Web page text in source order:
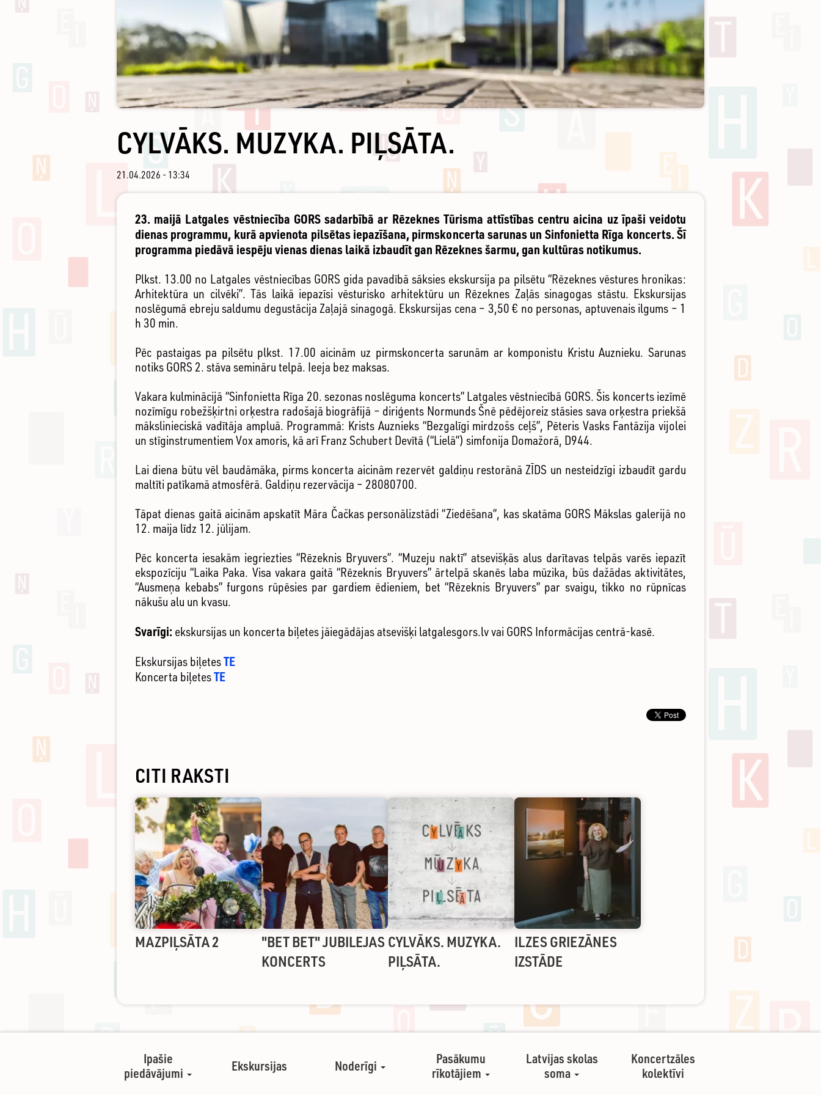
CYLVĀKS. MUZYKA. PIĻSĀTA.
21.04.2026 - 13:34
23. maijā Latgales vēstniecība GORS sadarbībā ar Rēzeknes Tūrisma attīstības centru aicina uz īpaši veidotu
dienas programmu, kurā apvienota pilsētas iepazīšana, pirmskoncerta sarunas un Sinfonietta Rīga koncerts. Šī
programma piedāvā iespēju vienas dienas laikā izbaudīt gan Rēzeknes šarmu, gan kultūras notikumus.
Plkst. 13.00 no Latgales vēstniecības GORS gida pavadībā sāksies ekskursija pa pilsētu “Rēzeknes vēstures hronikas:
Arhitektūra un cilvēki”. Tās laikā iepazīsi vēsturisko arhitektūru un Rēzeknes Zaļās sinagogas stāstu. Ekskursijas
noslēgumā ebreju saldumu degustācija Zaļajā sinagogā. Ekskursijas cena – 3,50 € no personas, aptuvenais ilgums – 1
h 30 min.
Pēc pastaigas pa pilsētu plkst. 17.00 aicinām uz pirmskoncerta sarunām ar komponistu Kristu Auznieku. Sarunas
notiks GORS 2. stāva semināru telpā. Ieeja bez maksas.
Vakara kulminācijā “Sinfonietta Rīga 20. sezonas noslēguma koncerts” Latgales vēstniecībā GORS. Šis koncerts iezīmē
nozīmīgu robežšķirtni orķestra radošajā biogrāfijā – diriģents Normunds Šnē pēdējoreiz stāsies sava orķestra priekšā
mākslinieciskā vadītāja ampluā. Programmā: Krists Auznieks “Bezgalīgi mirdzošs ceļš”, Pēteris Vasks Fantāzija vijolei
un stīginstrumentiem Vox amoris, kā arī Franz Schubert Devītā (“Lielā”) simfonija Domažorā, D944.
Lai diena būtu vēl baudāmāka, pirms koncerta aicinām rezervēt galdiņu restorānā ZĪDS un nesteidzīgi izbaudīt gardu
maltīti patīkamā atmosfērā. Galdiņu rezervācija – 28080700.
Tāpat dienas gaitā aicinām apskatīt Māra Čačkas personālizstādi “Ziedēšana”, kas skatāma GORS Mākslas galerijā no
12. maija līdz 12. jūlijam.
Pēc koncerta iesakām iegriezties “Rēzeknis Bryuvers”. “Muzeju naktī” atsevišķās alus darītavas telpās varēs iepazīt
ekspozīciju “Laika Paka. Visa vakara gaitā “Rēzeknis Bryuvers” ārtelpā skanēs laba mūzika, būs dažādas aktivitātes,
“Ausmeņa kebabs” furgons rūpēsies par gardiem ēdieniem, bet “Rēzeknis Bryuvers” par svaigu, tikko no rūpnīcas
nākušu alu un kvasu.
Svarīgi: ekskursijas un koncerta biļetes jāiegādājas atsevišķi latgalesgors.lv vai GORS Informācijas centrā-kasē.
Ekskursijas biļetesTE
Koncerta biļetesTE
CITI RAKSTI
MAZPIĻSĀTA 2
"BET BET" JUBILEJAS
KONCERTS
CYLVĀKS. MUZYKA.
PIĻSĀTA.
ILZES GRIEZĀNES
IZSTĀDE
Ipašie
piedāvājumi
Ekskursijas Noderīgi
Pasākumu
rīkotājiem
Latvijas skolas
soma
Koncertzāles
kolektīvi